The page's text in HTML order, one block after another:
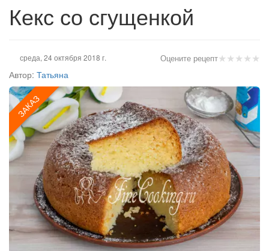
Кекс со сгущенкой
★★★★★
Оцените рецепт
среда, 24 октября 2018 г.
Автор: Татьяна
ЗАКАЗ